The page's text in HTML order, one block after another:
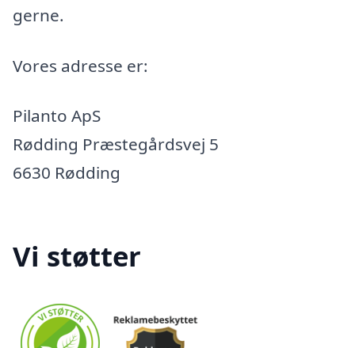
gerne.
Vores adresse er:
Pilanto ApS
Rødding Præstegårdsvej 5
6630 Rødding
Vi støtter